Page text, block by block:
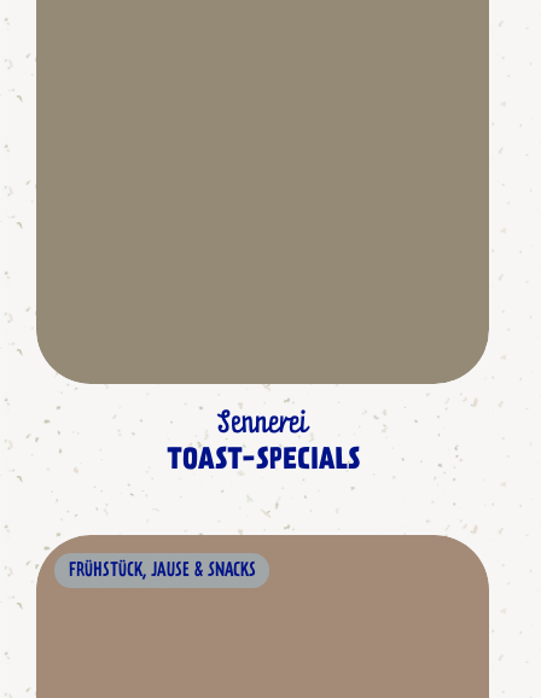
Sennerei
TOAST-SPECIALS
FRÜHSTÜCK, JAUSE & SNACKS